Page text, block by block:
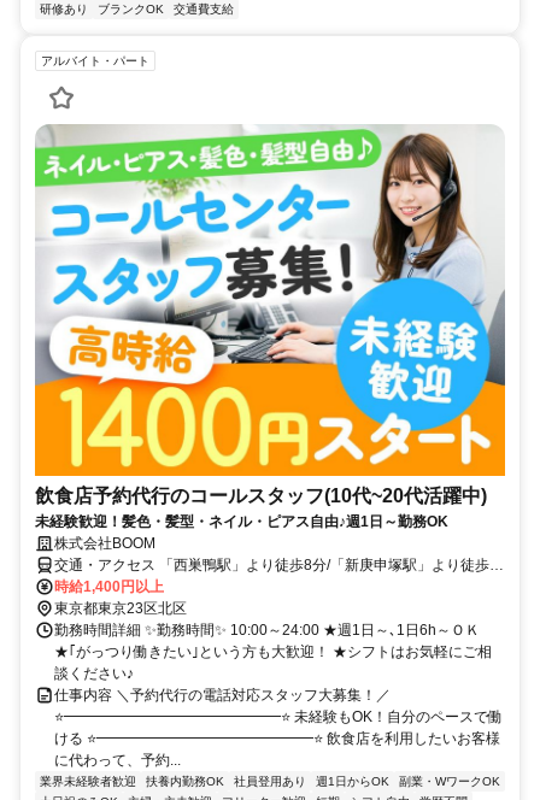
研修あり
ブランクOK 交通費支給
アルバイト・パート
飲食店予約代行のコールスタッフ(10代~20代活躍中)
未経験歓迎！髪色・髪型・ネイル・ピアス自由♪週1日～勤務OK
株式会社BOOM
交通・アクセス 「西巣鴨駅」より徒歩8分/「新庚申塚駅」より徒歩7
分 /「板橋駅」より徒歩7分 /「西ヶ原四丁目駅」より徒歩8分
時給1,400円以上
東京都東京23区北区
勤務時間詳細 ✨勤務時間✨ 10:00～24:00 ★週1日～､1日6h～ＯＫ
★｢がっつり働きたい｣という方も大歓迎！ ★シフトはお気軽にご相
談ください♪
仕事内容 ＼予約代行の電話対応スタッフ大募集！／
⭐━━━━━━━━━━━━━━━⭐ 未経験もOK！自分のペースで働
ける ⭐━━━━━━━━━━━━━━━⭐ 飲食店を利用したいお客様
に代わって、予約...
業界未経験者歓迎 扶養内勤務OK 社員登用あり 週1日からOK
副業・WワークOK